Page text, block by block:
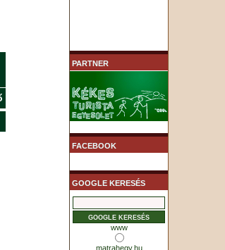
PARTNER
FACEBOOK
GOOGLE KERESÉS
www
matrahegy.hu